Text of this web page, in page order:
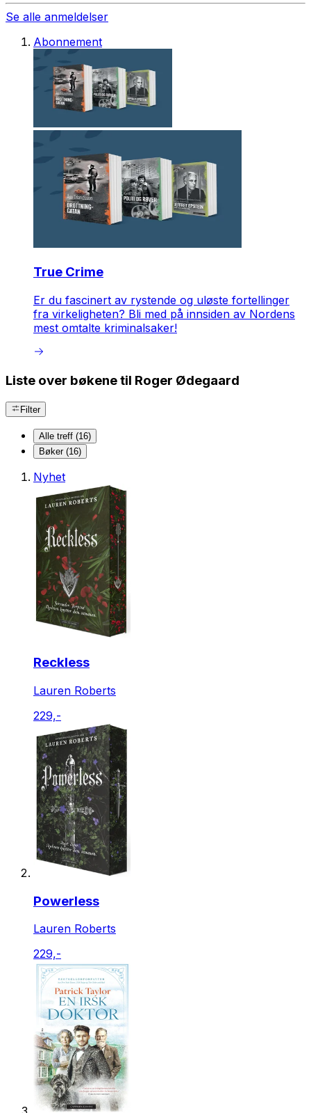
Se alle anmeldelser
Abonnement
True Crime
Er du fascinert av rystende og uløste fortellinger
fra virkeligheten? Bli med på innsiden av Nordens
mest omtalte kriminalsaker!
Liste over bøkene til Roger Ødegaard
Filter
Alle treff (16)
Bøker (16)
Nyhet
Reckless
Lauren Roberts
229,-
Powerless
Lauren Roberts
229,-